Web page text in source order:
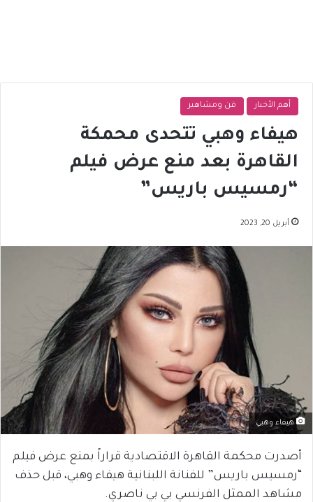
أهم الأخبار فن ومشاهير
هيفاء وهبي تتحدى محمكة
القاهرة بعد منع عرض فيلم
“رمسيس باريس”
أبريل 20, 2023
هيفاء وهبي
أصدرت محكمة القاهرة الاقتصادية قراراً بمنع عرض فيلم
“رمسيس باريس” للفنانة اللبنانية هيفاء وهبي، قبل حذف
مشاهد الممثل الفرنسي بي بي ناصري.